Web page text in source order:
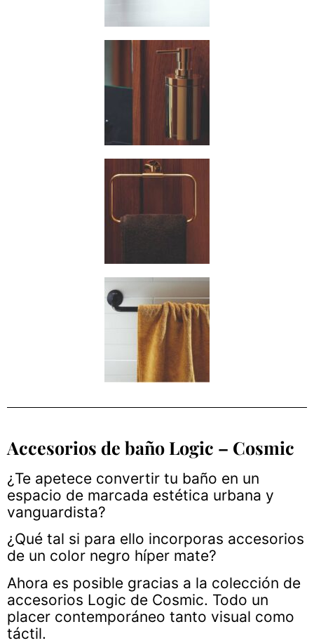
Accesorios de baño Logic – Cosmic
¿Te apetece convertir tu baño en un
espacio de marcada estética urbana y
vanguardista?
¿Qué tal si para ello incorporas accesorios
de un color negro híper mate?
Ahora es posible gracias a la colección de
accesorios Logic de Cosmic. Todo un
placer contemporáneo tanto visual como
táctil.